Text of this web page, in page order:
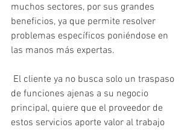
muchos sectores, por sus grandes
beneficios, ya que permite resolver
problemas específicos poniéndose en
las manos más expertas.
de funciones ajenas a su negocio
principal, quiere que el proveedor de
estos servicios aporte valor al trabajo